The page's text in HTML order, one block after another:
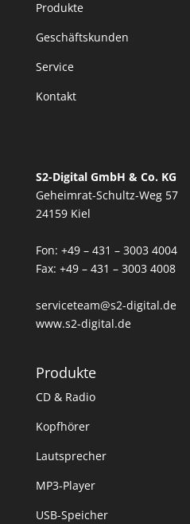
Produkte
Geschäftskunden
Service
Kontakt
S2-Digital GmbH & Co. KG
Geheimrat-Schultz-Weg 57
24159 Kiel
Fon: +49 – 431 – 3003 4004
Fax: +49 – 431 – 3003 4008
serviceteam@s2-digital.de
www.s2-digital.de
Produkte
CD & Radio
Kopfhörer
Lautsprecher
MP3-Player
USB-Speicher